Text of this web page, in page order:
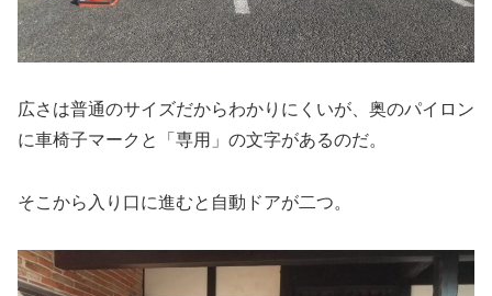
広さは普通のサイズだからわかりにくいが、奥のパイロン
に車椅子マークと「専用」の文字があるのだ。
そこから入り口に進むと自動ドアが二つ。